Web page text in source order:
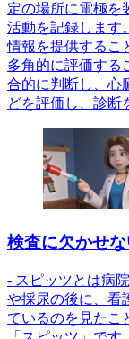
定の場所に電極を
活動を記録します
情報を提供するこ
多角的に評価する
合的に判断し、心
どを評価し、診断
検査に欠かせ
- スピッツとは病
や採尿の後に、看
ているのを見たこ